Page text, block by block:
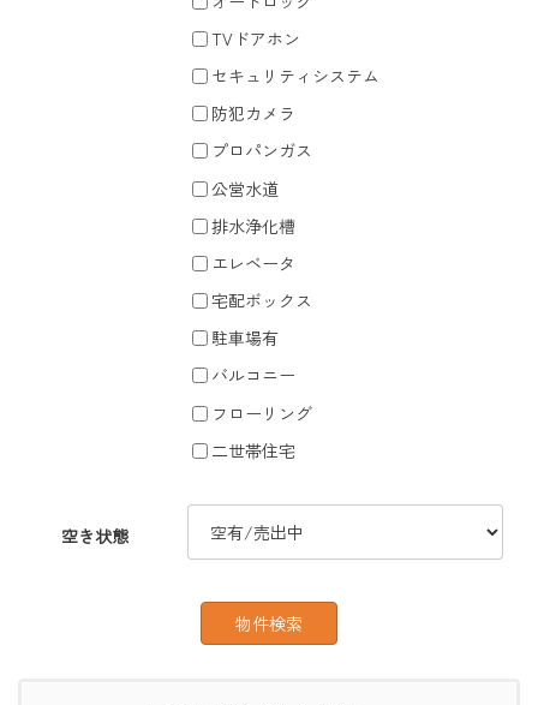
TVドアホン
セキュリティシステム
防犯カメラ
プロパンガス
公営水道
排水浄化槽
エレベータ
宅配ボックス
駐車場有
バルコニー
フローリング
二世帯住宅
空き状態